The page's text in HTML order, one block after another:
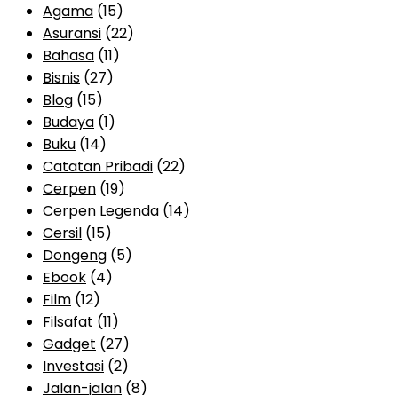
Agama (15)
Asuransi (22)
Bahasa (11)
Bisnis (27)
Blog (15)
Budaya (1)
Buku (14)
Catatan Pribadi (22)
Cerpen (19)
Cerpen Legenda (14)
Cersil (15)
Dongeng (5)
Ebook (4)
Film (12)
Filsafat (11)
Gadget (27)
Investasi (2)
Jalan-jalan (8)